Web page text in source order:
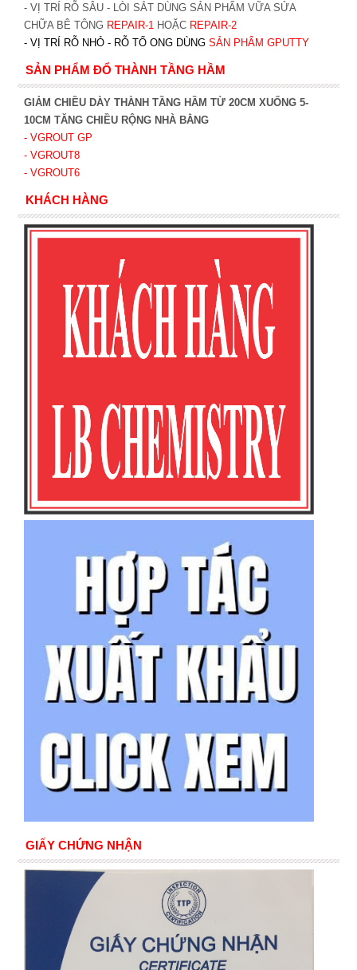
- VỊ TRÍ RỖ SÂU - LÒI SẮT DÙNG SẢN PHẨM VỮA SỬA
CHỮA BÊ TÔNG REPAIR-1HOẶC REPAIR-2
- VỊ TRÍ RỖ NHỎ - RỖ TỔ ONG DÙNG SẢN PHẨM GPUTTY
SẢN PHẨM ĐỔ THÀNH TẦNG HẦM
GIẢM CHIỀU DÀY THÀNH TẦNG HẦM TỪ 20CM XUỐNG 5-
10CM TĂNG CHIỀU RỘNG NHÀ BẰNG
- VGROUT GP
- VGROUT8
- VGROUT6
KHÁCH HÀNG
GIẤY CHỨNG NHẬN